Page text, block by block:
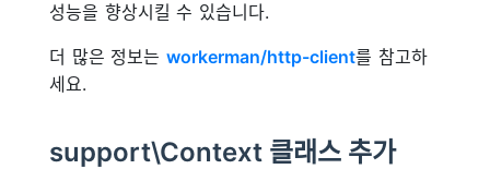
성능을 향상시킬 수 있습니다.
더 많은 정보는workerman/http-client를 참고하
세요.
support\Context 클래스 추가